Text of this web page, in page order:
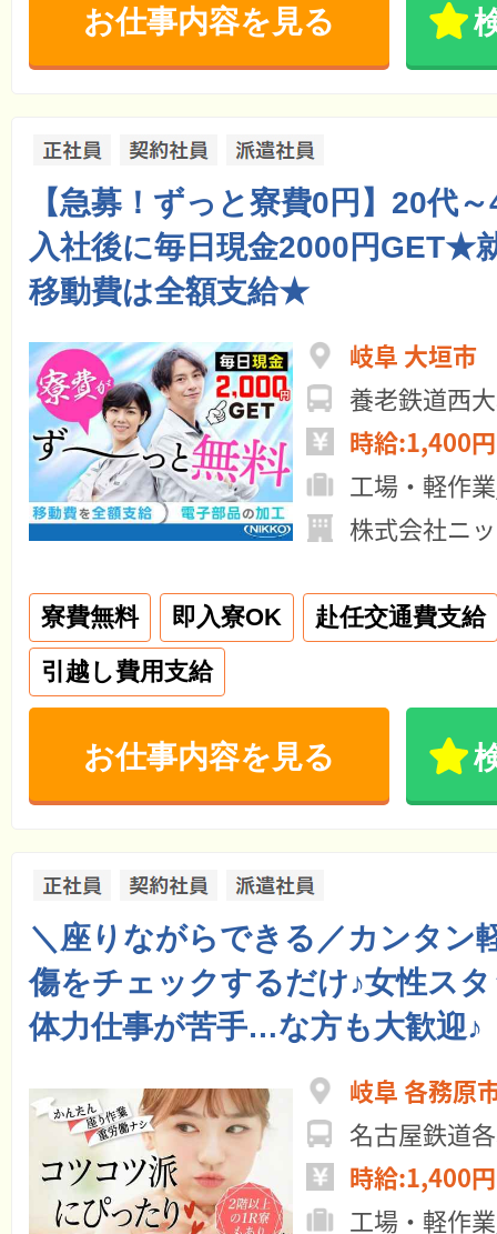
お仕事内容を見る
【急募！ずっと寮費0円】20代
入社後に毎日現金2000円GET★
移動費は全額支給★
岐阜 大垣市
養老鉄道西
時給:1,400
工場・軽作
株式会社ニ
寮費無料 即入寮OK
赴任交通費支給
引越し費用支給
お仕事内容を見る
＼座りながらできる／カンタン
傷をチェックするだけ♪女性ス
体力仕事が苦手…な方も大歓迎♪
岐阜 各務原
名古屋鉄道
時給:1,400
工場・軽作